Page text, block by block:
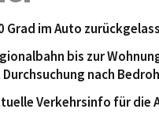
Grad im Auto
bis zur
nach
Verkehrsinfo für die